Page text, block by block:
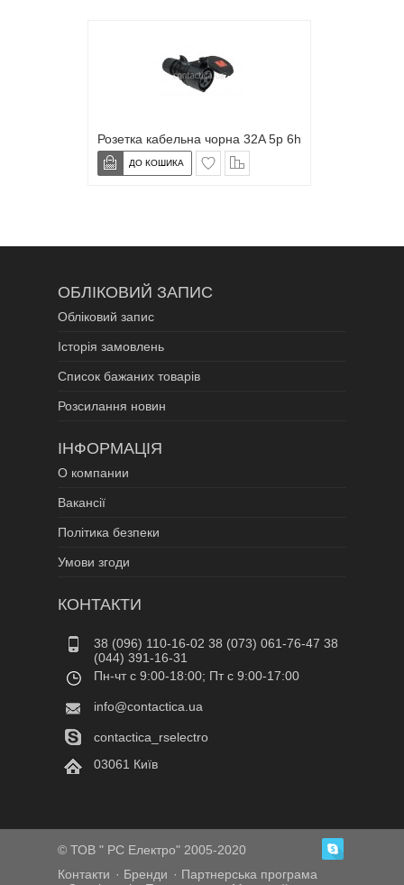
Розетка кабельна чорна 32A 5p 6h
в закладки
ОБЛІКОВИЙ ЗАПИС
Обліковий запис
Історія замовлень
Список бажаних товарів
Розсилання новин
ІНФОРМАЦІЯ
О компании
Вакансії
Політика безпеки
Умови згоди
КОНТАКТИ
38 (096) 110-16-02 38 (073) 061-76-47 38
(044) 391-16-31
Пн-чт c 9:00-18:00; Пт c 9:00-17:00
info@contactica.ua
contactica_rselectro
03061 Київ
© ТОВ " РС Електро" 2005-2020
Контакти
Бренди
Партнерська програма